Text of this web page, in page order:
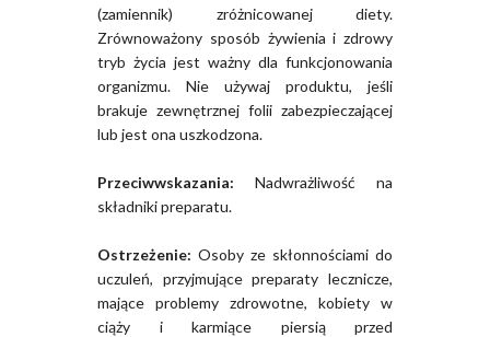
(zamiennik) zróżnicowanej diety.
Zrównoważony sposób żywienia i zdrowy
tryb życia jest ważny dla funkcjonowania
organizmu. Nie używaj produktu, jeśli
brakuje zewnętrznej folii zabezpieczającej
lub jest ona uszkodzona.
Przeciwwskazania: Nadwrażliwość na
składniki preparatu.
Ostrzeżenie: Osoby ze skłonnościami do
uczuleń, przyjmujące preparaty lecznicze,
mające problemy zdrowotne, kobiety w
ciąży i karmiące piersią przed